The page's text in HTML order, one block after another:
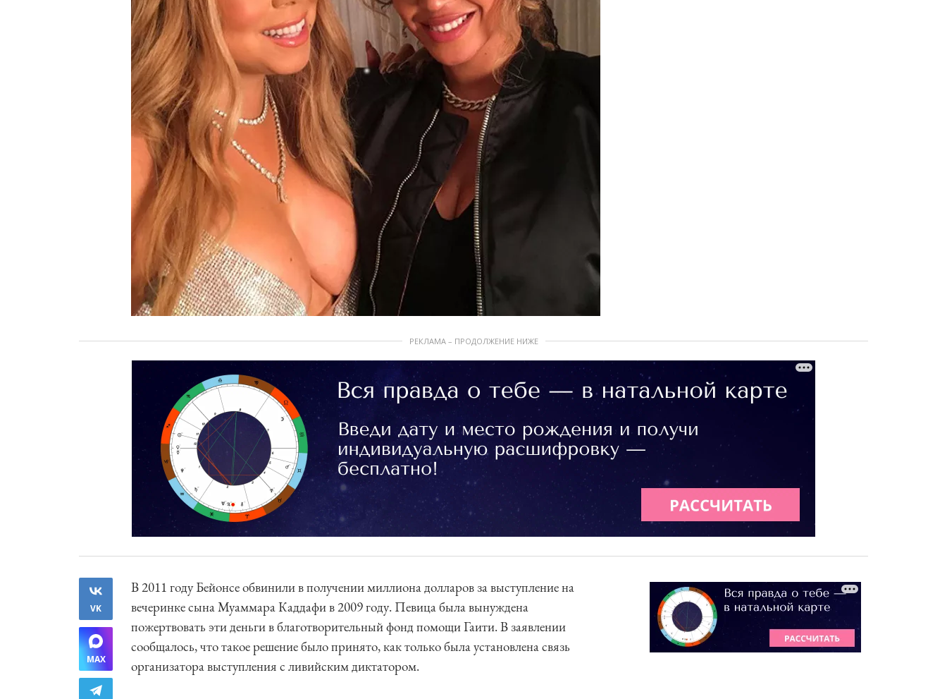
РЕКЛАМА – ПРОДОЛЖЕНИЕ НИЖЕ
VK
MAX
В 2011 году Бейонсе обвинили в получении миллиона долларов за выступление на
вечеринке сына Муаммара Каддафи в 2009 году. Певица была вынуждена
пожертвовать эти деньги в благотворительный фонд помощи Гаити. В заявлении
сообщалось, что такое решение было принято, как только была установлена связь
организатора выступления с ливийским диктатором.